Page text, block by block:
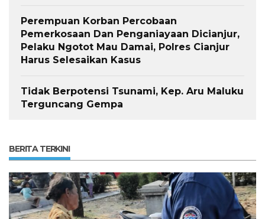
Perempuan Korban Percobaan
Pemerkosaan Dan Penganiayaan Dicianjur,
Pelaku Ngotot Mau Damai, Polres Cianjur
Harus Selesaikan Kasus
Tidak Berpotensi Tsunami, Kep. Aru Maluku
Terguncang Gempa
BERITA TERKINI